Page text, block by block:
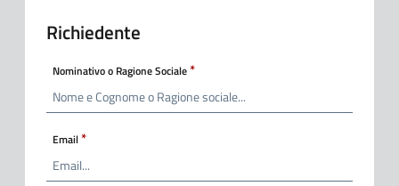
Richiedente
Nominativo o Ragione Sociale
Email